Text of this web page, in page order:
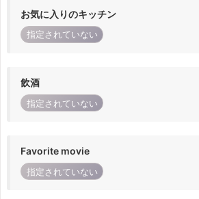
お気に入りのキッチン
指定されていない
飲酒
指定されていない
Favorite movie
指定されていない